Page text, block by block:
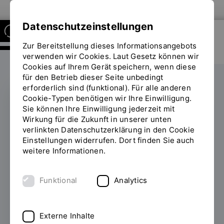
RESEARCH CENTER OF
HEALTH SCIENCES AND
TECHNOLOGY
KI TRIFFT MEDIZIN
OpenMIBOOD auf der
Weltbühne der
Computer Vision
bewerteten Publikation „OpenMIBOOD“
Datenschutzeinstellungen
Zur Bereitstellung dieses Informationsangebots
verwenden wir Cookies. Laut Gesetz können wir
Cookies auf Ihrem Gerät speichern, wenn diese
für den Betrieb dieser Seite unbedingt
erforderlich sind (funktional). Für alle anderen
Cookie-Typen benötigen wir Ihre Einwilligung.
Sie können Ihre Einwilligung jederzeit mit
Wirkung für die Zukunft in unserer unten
verlinkten Datenschutzerklärung in den Cookie
Einstellungen widerrufen. Dort finden Sie auch
weitere Informationen.
Funktional Analytics
Externe Inhalte